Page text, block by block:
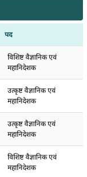
पद
विशिष्ट वैज्ञानिक एवं
महानिदेशक
उत्कृष्ट वैज्ञानिक एवं
महानिदेशक
उत्कृष्ट वैज्ञानिक एवं
महानिदेशक
विशिष्ट वैज्ञानिक एवं
महानिदेशक